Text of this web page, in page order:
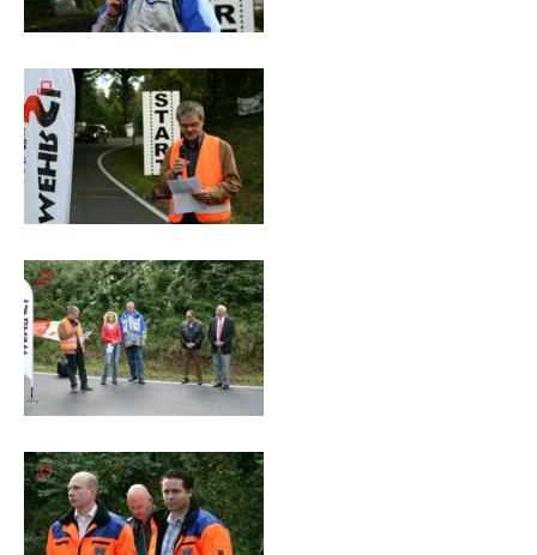
2024
2023
Galerie
2022
Galerie
2021
2020
Galerie
2019
Galerie
2018
Galerie
2017
Galerie
2016